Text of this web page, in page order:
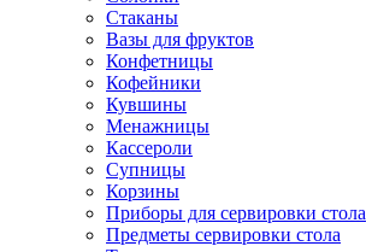
Стаканы
Вазы для фруктов
Конфетницы
Кофейники
Кувшины
Менажницы
Кассероли
Супницы
Корзины
Приборы для сервировки стола
Предметы сервировки стола